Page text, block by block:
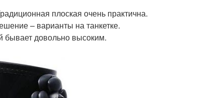
плоская очень практична.
– варианты на танкетке.
бывает довольно высоким.